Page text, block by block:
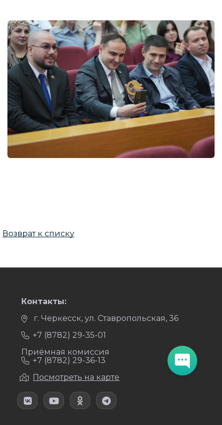
Возврат к списку
Контакты:
г. Черкесск, ул. Ставропольская, 36
+7 (8782) 29-35-01
Приёмная комиссия
+7 (8782) 29-36-13
Посмотреть на карте